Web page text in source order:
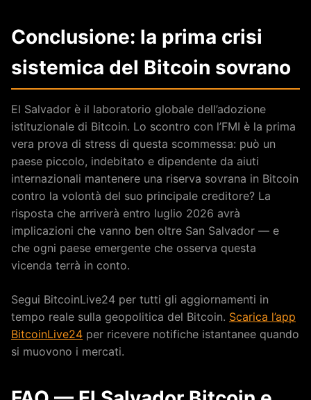
Conclusione: la prima crisi
sistemica del Bitcoin sovrano
El Salvador è il laboratorio globale dell’adozione
istituzionale di Bitcoin. Lo scontro con l’FMI è la prima
vera prova di stress di questa scommessa: può un
paese piccolo, indebitato e dipendente da aiuti
internazionali mantenere una riserva sovrana in Bitcoin
contro la volontà del suo principale creditore? La
risposta che arriverà entro luglio 2026 avrà
implicazioni che vanno ben oltre San Salvador — e
che ogni paese emergente che osserva questa
vicenda terrà in conto.
Segui BitcoinLive24 per tutti gli aggiornamenti in
tempo reale sulla geopolitica del Bitcoin. Scarica l’app
BitcoinLive24 per ricevere notifiche istantanee quando
si muovono i mercati.